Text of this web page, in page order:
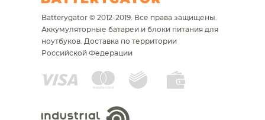
Batterygator © 2012-2019. Все права защищены.
Аккумуляторные батареи и блоки питания для
ноутбуков. Доставка по территории
Российской Федерации